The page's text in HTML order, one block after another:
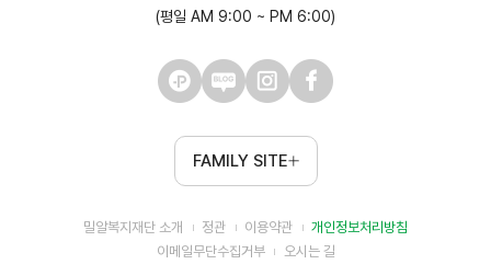
(평일 AM 9:00 ~ PM 6:00)
FAMILY SITE
밀알복지재단 소개 정관 이용약관
개인정보처리방침
이메일무단수집거부
오시는 길